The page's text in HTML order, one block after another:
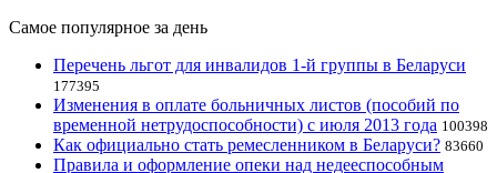
Самое популярное за день
Перечень льгот для инвалидов 1-й группы в Беларуси
177395
Изменения в оплате больничных листов (пособий по
временной нетрудоспособности) с июля 2013 года 100398
Как официально стать ремесленником в Беларуси? 83660
Правила и оформление опеки над недееспособным